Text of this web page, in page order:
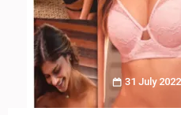
31 July 2022